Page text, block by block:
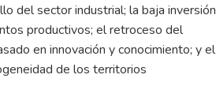
del sector industrial; la baja inversión
productivos; el retroceso del
en innovación y conocimiento; y el
de los territorios